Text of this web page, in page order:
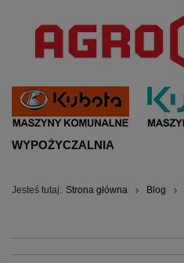
WYPOŻYCZALNIA
Jesteś tutaj: Strona główna Blog